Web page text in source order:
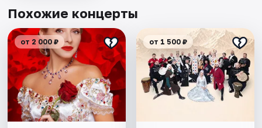
Похожие концерты
от 2 000 ₽ от 1 500 ₽